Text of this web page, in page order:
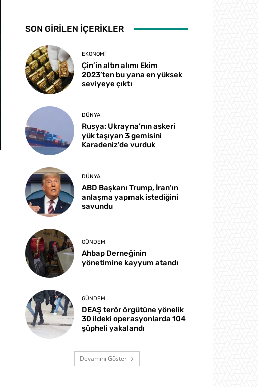
SON GİRİLEN İÇERİKLER
EKONOMI
Çin’in altın alımı Ekim
2023’ten bu yana en yüksek
seviyeye çıktı
DÜNYA
Rusya: Ukrayna’nın askeri
yük taşıyan 3 gemisini
Karadeniz’de vurduk
DÜNYA
ABD Başkanı Trump, İran’ın
anlaşma yapmak istediğini
savundu
GÜNDEM
Ahbap Derneğinin
yönetimine kayyum atandı
GÜNDEM
DEAŞ terör örgütüne yönelik
30 ildeki operasyonlarda 104
şüpheli yakalandı
Devamını Göster